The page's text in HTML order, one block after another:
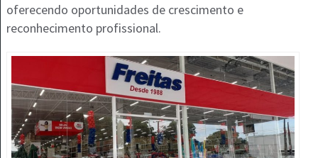
oferecendo oportunidades de crescimento e
reconhecimento profissional.